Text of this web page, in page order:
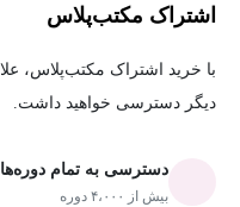
اشتراک مکتب‌پلاس
دیگر دسترسی خواهید داشت.
دسترسی به تمام دوره‌ها
بیش از ۴،۰۰۰ دوره